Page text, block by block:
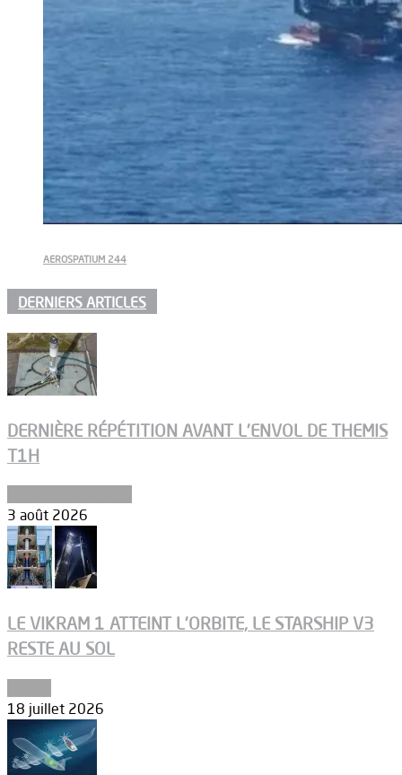
AEROSPATIUM 244
DERNIERS ARTICLES
DERNIÈRE RÉPÉTITION AVANT L’ENVOL DE THEMIS
T1H
3 août 2026
LE VIKRAM 1 ATTEINT L’ORBITE, LE STARSHIP V3
RESTE AU SOL
18 juillet 2026